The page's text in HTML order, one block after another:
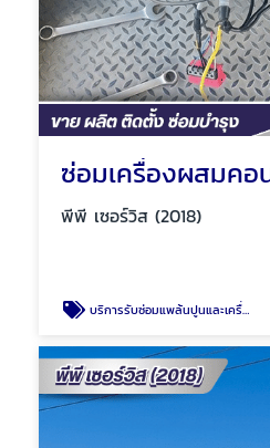
พีพี เซอร์วิส (2018)
บริการรับซ่อมแพล้นปูนและเครื่องผสมคอนกรีตทั่วประเทศ